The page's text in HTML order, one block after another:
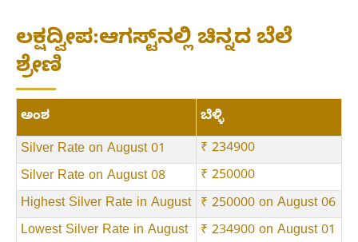
ಲಕ್ಷದ್ವೀಪ:ಆಗಸ್ಟ್‌ನಲ್ಲಿ ಚಿನ್ನದ ಬೆಲೆ
ಶ್ರೇಣಿ
ಅಂಶ
ಬೆಳ್ಳಿ
Silver Rate on August 01
₹ 234900
Silver Rate on August 08
₹ 250000
Highest Silver Rate in August ₹ 250000 on August 06
Lowest Silver Rate in August
₹ 234900 on August 01